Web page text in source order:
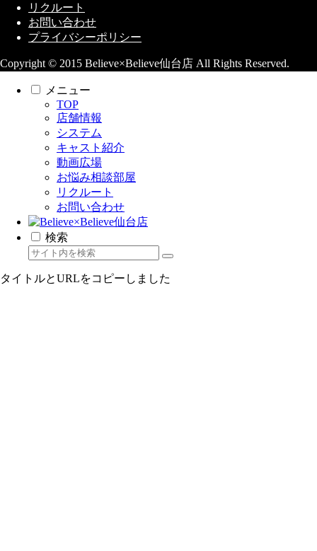
リクルート
お問い合わせ
プライバシーポリシー
Copyright © 2015 Believe×Believe仙台店 All Rights Reserved.
メニュー
TOP
店舗情報
システム
キャスト紹介
動画広場
お悩み相談部屋
リクルート
お問い合わせ
検索
タイトルとURLをコピーしました